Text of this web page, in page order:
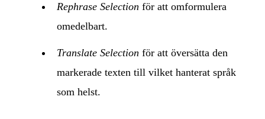
Rephrase Selection för att omformulera
omedelbart.
Translate Selection för att översätta den
markerade texten till vilket hanterat språk
som helst.